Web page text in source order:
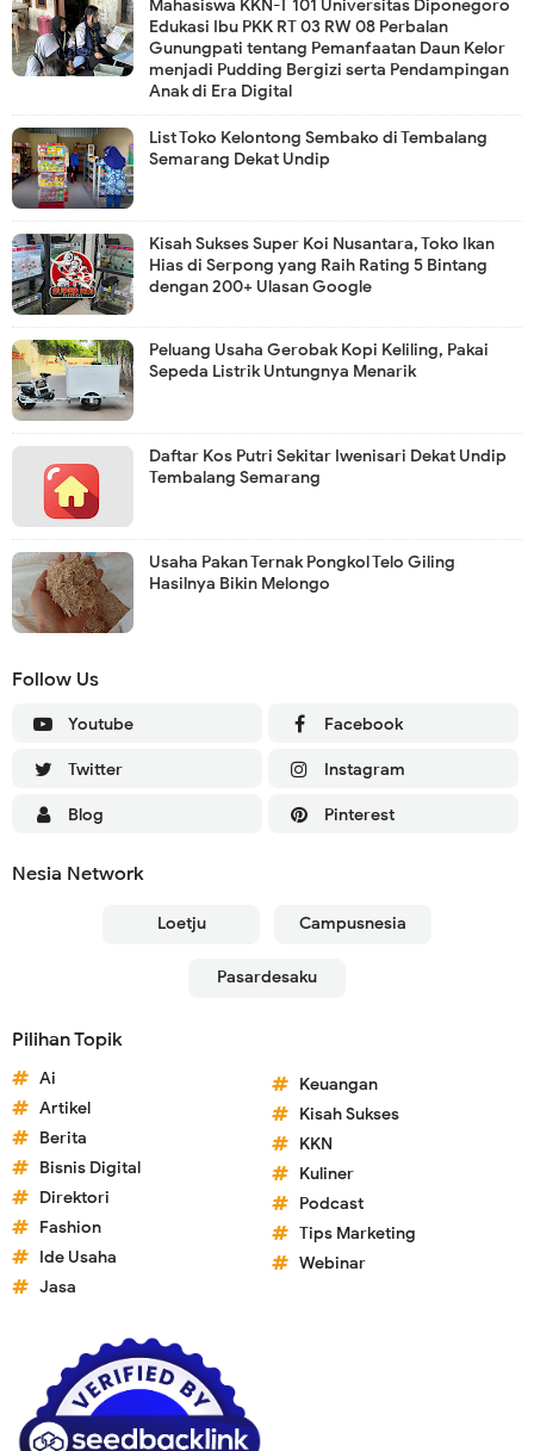
Mahasiswa KKN-T 101 Universitas Diponegoro
Edukasi Ibu PKK RT 03 RW 08 Perbalan
Gunungpati tentang Pemanfaatan Daun Kelor
menjadi Pudding Bergizi serta Pendampingan
Anak di Era Digital
List Toko Kelontong Sembako di Tembalang
Semarang Dekat Undip
Kisah Sukses Super Koi Nusantara, Toko Ikan
Hias di Serpong yang Raih Rating 5 Bintang
dengan 200+ Ulasan Google
Peluang Usaha Gerobak Kopi Keliling, Pakai
Sepeda Listrik Untungnya Menarik
Daftar Kos Putri Sekitar Iwenisari Dekat Undip
Tembalang Semarang
Usaha Pakan Ternak Pongkol Telo Giling
Hasilnya Bikin Melongo
Follow Us
Youtube Facebook
Twitter Instagram
Blog Pinterest
Nesia Network
Loetju Campusnesia
Pasardesaku
Pilihan Topik
Ai
Artikel
Berita
Bisnis Digital
Direktori
Fashion
Ide Usaha
Jasa
Keuangan
Kisah Sukses
KKN
Kuliner
Podcast
Tips Marketing
Webinar